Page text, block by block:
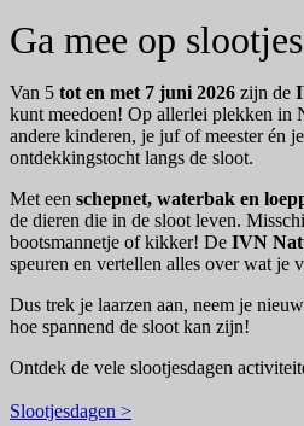
Ga mee op
Van 5 tot en met 7 juni 2026 zijn de
kunt meedoen! Op allerlei plekken in
andere kinderen, je juf of meester én
ontdekkingstocht langs de sloot.
Met een schepnet, waterbak en
de dieren die in de sloot leven.
bootsmannetje of kikker! De IVN
speuren en vertellen alles over wat je
Dus trek je laarzen aan, neem je
hoe spannend de sloot kan zijn!
Ontdek de vele slootjesdagen
Slootjesdagen >